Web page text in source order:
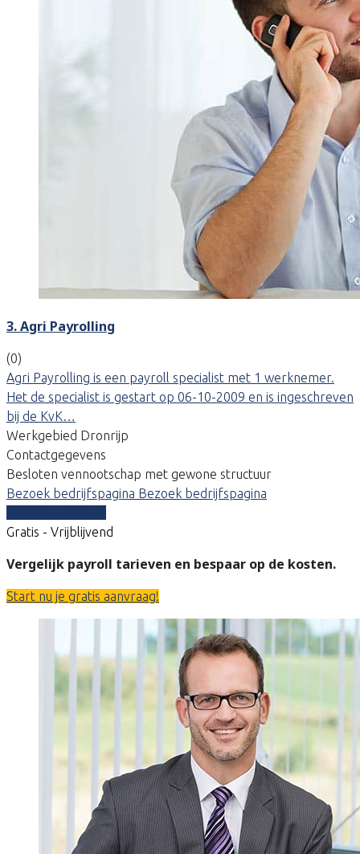
3. Agri Payrolling
(0)
Agri Payrolling is een payroll specialist met 1 werknemer.
Het de specialist is gestart op 06-10-2009 en is ingeschreven
bij de KvK…
Werkgebied Dronrijp
Contactgegevens
Besloten vennootschap met gewone structuur
Bezoek bedrijfspagina Bezoek bedrijfspagina
Gratis - Vrijblijvend
Vergelijk payroll tarieven en bespaar op de kosten.
Start nu je gratis aanvraag!